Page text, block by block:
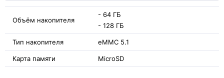
Объём накопителя
- 64 ГБ
- 128 ГБ
Тип накопителя eMMC 5.1
Карта памяти MicroSD